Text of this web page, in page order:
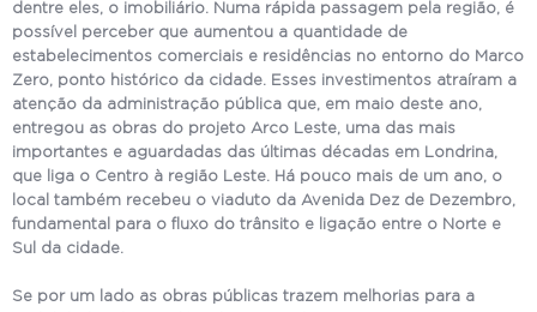
dentre eles, o imobiliário. Numa rápida passagem pela região, é
possível perceber que aumentou a quantidade de
estabelecimentos comerciais e residências no entorno do Marco
Zero, ponto histórico da cidade. Esses investimentos atraíram a
atenção da administração pública que, em maio deste ano,
entregou as obras do projeto Arco Leste, uma das mais
importantes e aguardadas das últimas décadas em Londrina,
que liga o Centro à região Leste. Há pouco mais de um ano, o
local também recebeu o viaduto da Avenida Dez de Dezembro,
fundamental para o fluxo do trânsito e ligação entre o Norte e
Sul da cidade.
Se por um lado as obras públicas trazem melhorias para a